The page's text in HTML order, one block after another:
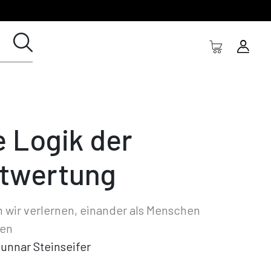
Logik der
wir verlernen, einander als Menschen
Steinseifer